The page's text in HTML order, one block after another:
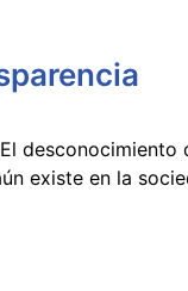
desconocimiento
existe en la